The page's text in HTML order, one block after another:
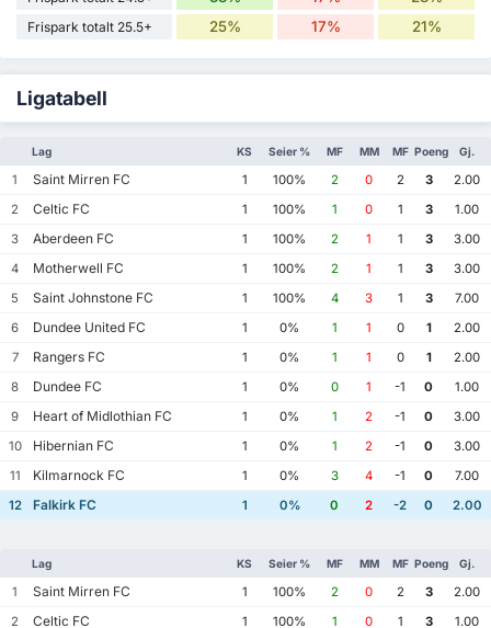
Frispark totalt 25.5+ 25% 17% 21%
Ligatabell
Lag KS Seier % MF MM MF Poeng Gj.
1 Saint Mirren FC 1 100% 2 0 2 3
2.00
2
Celtic FC 1 100% 1 0 1 3
1.00
3
Aberdeen FC 1 100% 2 1 1 3
3.00
4
Motherwell FC 1 100% 2 1 1 3
3.00
5
Saint Johnstone FC 1 100% 4 3 1 3
7.00
6
Dundee United FC 1 0% 1 1 0 1
2.00
7
Rangers FC 1 0% 1 1 0 1
2.00
8
Dundee FC 1 0% 0 1 -1 0
1.00
9
Heart of Midlothian FC 1 0% 1 2 -1 0
3.00
10
Hibernian FC 1 0% 1 2 -1 0
3.00
11
Kilmarnock FC 1 0% 3 4 -1 0
7.00
12
Falkirk FC 1 0% 0 2 -2 0 2.00
Lag KS Seier % MF MM MF Poeng Gj.
1 Saint Mirren FC 1 100% 2 0 2 3
2.00
2
Celtic FC 1 100% 1 0 1 3 1.00